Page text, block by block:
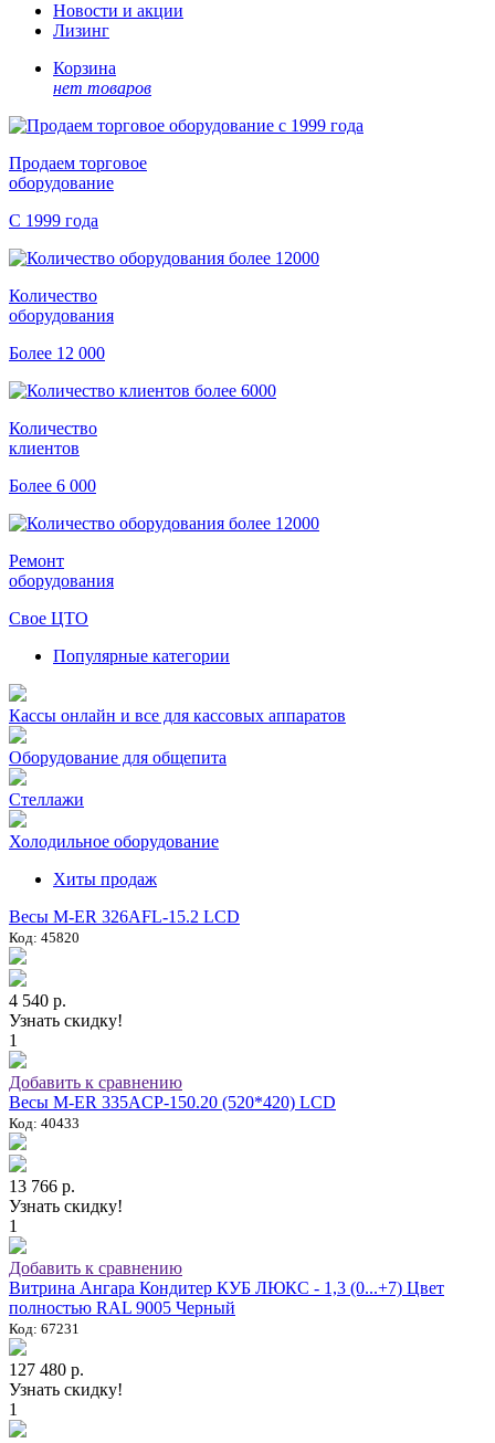
Новости и акции
Лизинг
Корзина
нет товаров
Продаем торговое
оборудование
С 1999 года
Количество
оборудования
Более 12 000
Количество
клиентов
Более 6 000
Ремонт
оборудования
Свое ЦТО
Популярные категории
Кассы онлайн и все для кассовых аппаратов
Оборудование для общепита
Стеллажи
Холодильное оборудование
Хиты продаж
Весы M-ER 326AFL-15.2 LCD
Код: 45820
4 540 р.
Узнать скидку!
1
Добавить к сравнению
Весы M-ER 335ACP-150.20 (520*420) LCD
Код: 40433
13 766 р.
Узнать скидку!
1
Добавить к сравнению
Витрина Ангара Кондитер КУБ ЛЮКС - 1,3 (0...+7) Цвет
полностью RAL 9005 Черный
Код: 67231
127 480 р.
Узнать скидку!
1